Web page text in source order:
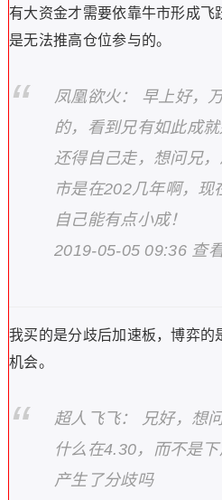
有大资金才需要依靠牛市形成飞
是无法推高仓位参与的。
凤凰欲火： 早上好，
的，看到兄有如此成
还得自己走，想问兄
市是在202几年啊，现
自己能有点小成！
2019-05-05 09:36 查
我买的是分歧后加速板，博弈的
机会。
超人飞飞： 兄好，想
什么在4.30，而不是
产生了分歧吗